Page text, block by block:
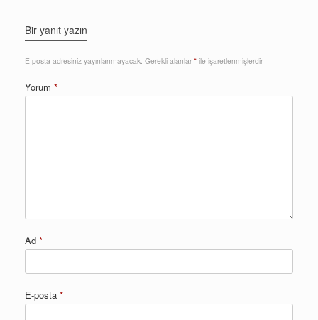
Bir yanıt yazın
E-posta adresiniz yayınlanmayacak. Gerekli alanlar* ile işaretlenmişlerdir
Yorum *
Ad *
E-posta *